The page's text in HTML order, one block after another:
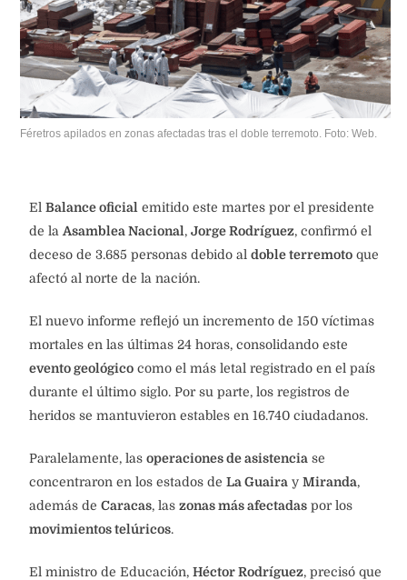
Féretros apilados en zonas afectadas tras el doble terremoto. Foto: Web.
El Balance oficial emitido este martes por el presidente
de la Asamblea Nacional, Jorge Rodríguez, confirmó el
deceso de 3.685 personas debido al doble terremoto que
afectó al norte de la nación.
El nuevo informe reflejó un incremento de 150 víctimas
mortales en las últimas 24 horas, consolidando este
evento geológico como el más letal registrado en el país
durante el último siglo. Por su parte, los registros de
heridos se mantuvieron estables en 16.740 ciudadanos.
Paralelamente, las operaciones de asistencia se
concentraron en los estados de La Guaira y Miranda,
además de Caracas, las zonas más afectadas por los
movimientos telúricos.
El ministro de Educación, Héctor Rodríguez, precisó que